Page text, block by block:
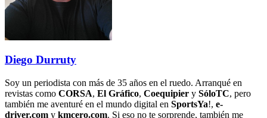
Diego Durruty
Soy un periodista con más de 35 años en el ruedo. Arranqué en
revistas como CORSA, El Gráfico, Coequipier y SóloTC, pero
también me aventuré en el mundo digital en SportsYa!, e-
driver.com y kmcero.com. Si eso no te sorprende, también me